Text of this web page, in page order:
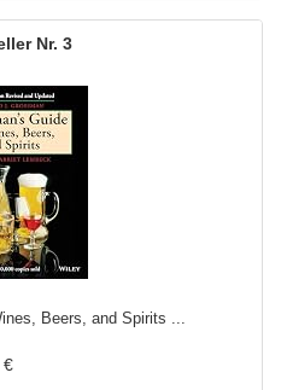
3
Beers, and Spirits ...
€